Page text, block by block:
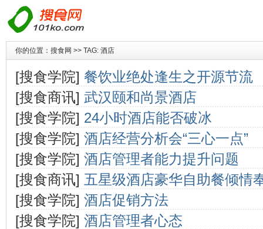
你的位置： 搜食网 >> TAG: 酒店
[搜食学院] 餐饮业绝处逢生之开源节流
[搜食商讯] 武汉颐和尚景酒店
[搜食学院] 24小时酒店能否破冰
[搜食学院] 酒店经营分析会“三心一点”
[搜食学院] 酒店管理者能力提升问题
[搜食商讯] 五星级酒店豪华自助餐倾情
[搜食学院] 酒店促销方法
[搜食学院] 酒店管理者心态